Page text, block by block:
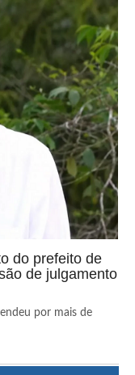
do prefeito de
de julgamento
por mais de